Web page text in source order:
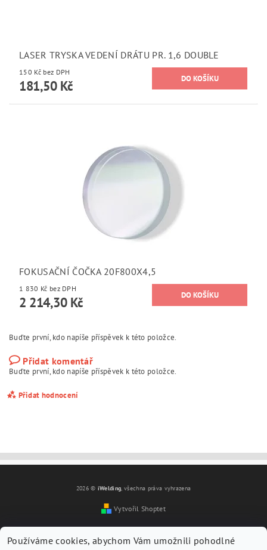
LASER TRYSKA VEDENÍ DRÁTU PR. 1,6 DOUBLE
150 Kč bez DPH
181,50 Kč
FOKUSAČNÍ ČOČKA 20F800X4,5
1 830 Kč bez DPH
2 214,30 Kč
Buďte první, kdo napíše příspěvek k této položce.
Přidat komentář
Buďte první, kdo napíše příspěvek k této položce.
Přidat hodnocení
2026 © iWelding, všechna práva vyhrazena
Vytvořil Shoptet
Používáme cookies, abychom Vám umožnili pohodlné